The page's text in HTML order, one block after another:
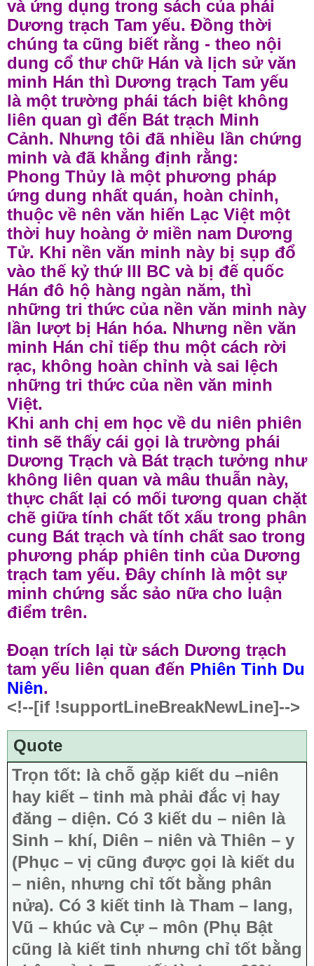
và ứng dụng trong sách của phái
Dương trạch Tam yếu. Đồng thời
chúng ta cũng biết rằng - theo nội
dung cổ thư chữ Hán và lịch sử văn
minh Hán thì Dương trạch Tam yếu
là một trường phái tách biệt không
liên quan gì đến Bát trạch Minh
Cảnh. Nhưng tôi đã nhiều lần chứng
minh và đã khẳng định rằng:
Phong Thủy là một phương pháp
ứng dung nhất quán, hoàn chỉnh,
thuộc về nên văn hiến Lạc Việt một
thời huy hoàng ở miền nam Dương
Tử. Khi nền văn minh này bị sụp đổ
vào thế kỷ thứ III BC và bị đế quốc
Hán đô hộ hàng ngàn năm, thì
những tri thức của nền văn minh này
lần lượt bị Hán hóa. Nhưng nền văn
minh Hán chỉ tiếp thu một cách rời
rạc, không hoàn chỉnh và sai lệch
những tri thức của nền văn minh
Việt.
Khi anh chị em học về du niên phiên
tinh sẽ thấy cái gọi là trường phái
Dương Trạch và Bát trạch tưởng như
không liên quan và mâu thuẫn này,
thực chất lại có mối tương quan chặt
chẽ giữa tính chất tốt xấu trong phân
cung Bát trạch và tính chất sao trong
phương pháp phiên tinh của Dương
trạch tam yếu. Đây chính là một sự
minh chứng sắc sảo nữa cho luận
điểm trên.
Đoạn trích lại từ sách Dương trạch
tam yếu liên quan đến Phiên Tinh Du
Niên.
<!--[if !supportLineBreakNewLine]-->
Quote
Trọn tốt: là chỗ gặp kiết du –niên
hay kiết – tinh mà phải đắc vị hay
đăng – diện. Có 3 kiết du – niên là
Sinh – khí, Diên – niên và Thiên – y
(Phục – vị cũng được gọi là kiết du
– niên, nhưng chỉ tốt bằng phân
nửa). Có 3 kiết tinh là Tham – lang,
Vũ – khúc và Cự – môn (Phụ Bật
cũng là kiết tinh nhưng chỉ tốt bằng